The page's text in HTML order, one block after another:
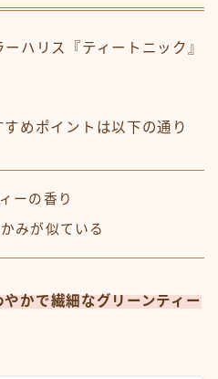
ハリス『ティートニック』
すめポイントは以下の通り
ーの香り
みが似ている
やかで繊細なグリーンティー